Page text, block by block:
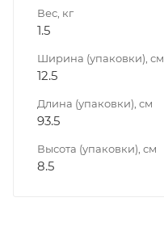
Вес, кг
1.5
Ширина (упаковки), см
12.5
Длина (упаковки), см
93.5
Высота (упаковки), см
8.5